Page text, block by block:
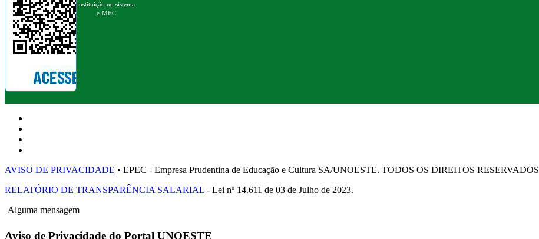
instituição no sistema
e-MEC
AVISO DE PRIVACIDADE • EPEC - Empresa Prudentina de Educação e Cultura SA/UNOESTE. TODOS OS DIREITOS RESERVADOS
RELATÓRIO DE TRANSPARÊNCIA SALARIAL - Lei nº 14.611 de 03 de Julho de 2023.
Alguma mensagem
Aviso de Privacidade do Portal UNOESTE